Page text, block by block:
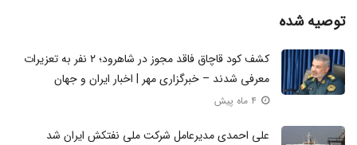
توصیه شده
کشف کود قاچاق فاقد مجوز در شاهرود؛ ۲ نفر به تعزیرات
معرفی شدند – خبرگزاری مهر | اخبار ایران و جهان
علی احمدی مدیرعامل شرکت ملی نفتکش ایران شد